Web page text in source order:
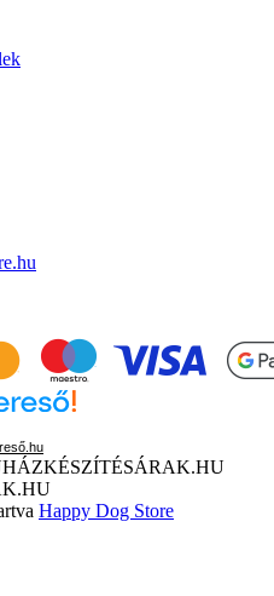
Happy Dog Store